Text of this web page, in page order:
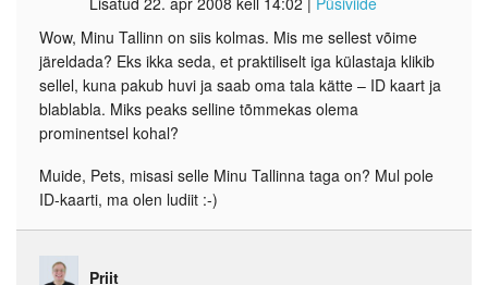
Wow, Minu Tallinn on siis kolmas. Mis me sellest võime
järeldada? Eks ikka seda, et praktiliselt iga külastaja klikib
sellel, kuna pakub huvi ja saab oma tala kätte – ID kaart ja
blablabla. Miks peaks selline tõmmekas olema
prominentsel kohal?
Muide, Pets, misasi selle Minu Tallinna taga on? Mul pole
ID-kaarti, ma olen ludiit :-)
Priit